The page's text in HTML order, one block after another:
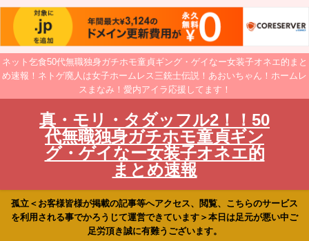
ネット乞食50代無職独身ガチホモ童貞ギング・ゲイなー女装子オネエ的まと
め速報！ネトゲ廃人は女子ホームレス三銃士伝説！あおいちゃん！ホームレ
スまなみ！愛内アイラ応援してます！
真・モリ・タダッフル2！！50
代無職独身ガチホモ童貞ギン
グ・ゲイなー女装子オネエ的
まとめ速報
孤立＜お客様皆様が掲載の記事等へアクセス、閲覧、こちらのサービス
を利用される事でかろうじて運営できています＞本日は足元が悪い中ご
足労頂き誠に有難うございます。